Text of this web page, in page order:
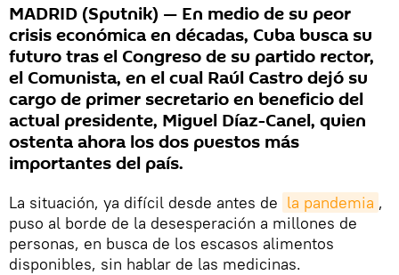
MADRID (Sputnik) — En medio de su peor
crisis económica en décadas, Cuba busca su
futuro tras el Congreso de su partido rector,
el Comunista, en el cual Raúl Castro dejó su
cargo de primer secretario en beneficio del
actual presidente, Miguel Díaz-Canel, quien
ostenta ahora los dos puestos más
importantes del país.
La situación, ya difícil desde antes de la pandemia ,
puso al borde de la desesperación a millones de
personas, en busca de los escasos alimentos
disponibles, sin hablar de las medicinas.